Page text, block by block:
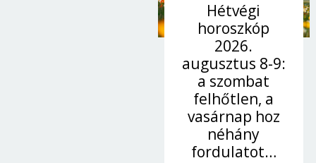
Hétvégi
horoszkóp
2026.
augusztus 8-9:
a szombat
felhőtlen, a
vasárnap hoz
néhány
fordulatot…